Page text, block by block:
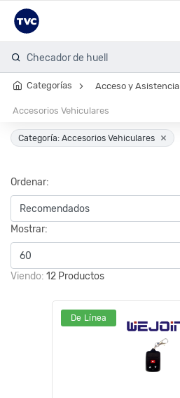
Checador de huella
Categorías Acceso y Asistencia
Accesorios Vehiculares
Categoría: Accesorios Vehiculares ×
Ordenar:
Mostrar:
Viendo: 12 Productos
De Línea